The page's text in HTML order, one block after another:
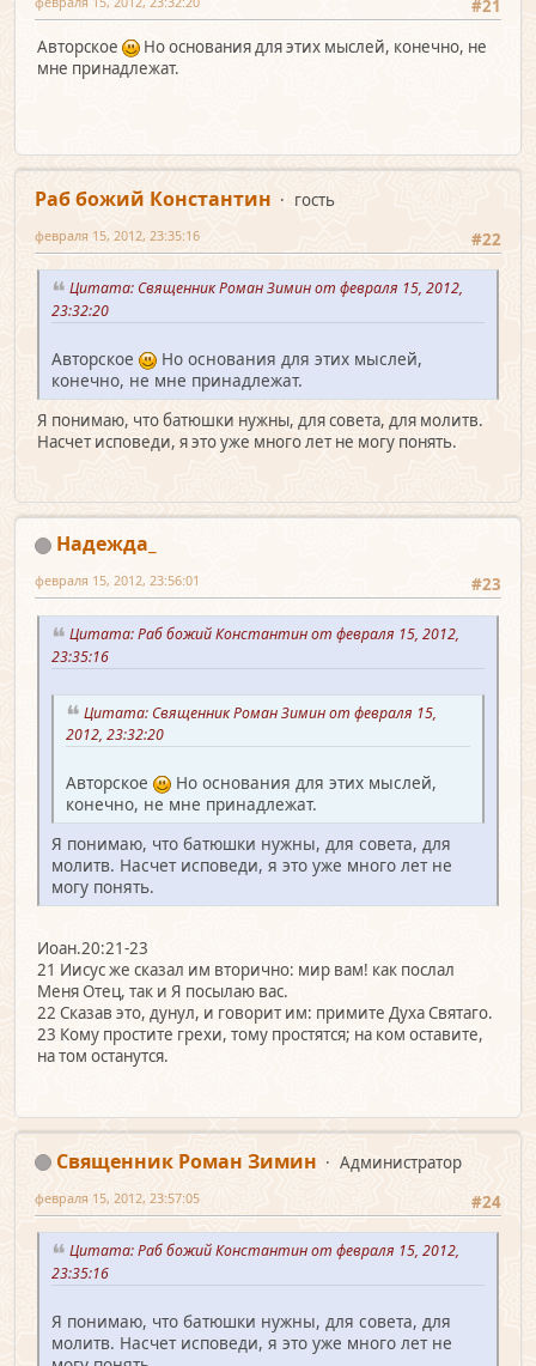
#21
Авторское
Но основания для этих мыслей, конечно, не
мне принадлежат.
Раб божий Константин
гость
#22
февраля 15, 2012, 23:35:16
Цитата: Священник Роман Зимин от февраля 15, 2012,
23:32:20
Авторское
Но основания для этих мыслей,
конечно, не мне принадлежат.
Я понимаю, что батюшки нужны, для совета, для молитв.
Насчет исповеди, я это уже много лет не могу понять.
Надежда_
#23
февраля 15, 2012, 23:56:01
Цитата: Раб божий Константин от февраля 15, 2012,
23:35:16
Цитата: Священник Роман Зимин от февраля 15,
2012, 23:32:20
Авторское
Но основания для этих мыслей,
конечно, не мне принадлежат.
Я понимаю, что батюшки нужны, для совета, для
молитв. Насчет исповеди, я это уже много лет не
могу понять.
Иоан.20:21-23
21 Иисус же сказал им вторично: мир вам! как послал
Меня Отец, так и Я посылаю вас.
22 Сказав это, дунул, и говорит им: примите Духа Святаго.
23 Кому простите грехи, тому простятся; на ком оставите,
на том останутся.
Священник Роман Зимин
Администратор
#24
февраля 15, 2012, 23:57:05
Цитата: Раб божий Константин от февраля 15, 2012,
23:35:16
Я понимаю, что батюшки нужны, для совета, для
молитв. Насчет исповеди, я это уже много лет не